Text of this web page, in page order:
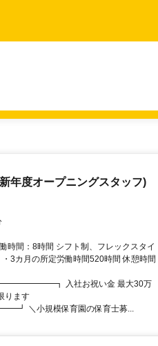
年度オープニングスタッフ)
間：8時間 シフト制、フレックスタイ
3カ月の所定労働時間520時間 休憩時間
入社お祝い金 最大30万
ります
規模保育園の保育士募...